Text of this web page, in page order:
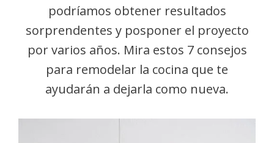
podríamos obtener resultados
sorprendentes y posponer el proyecto
por varios años. Mira estos 7 consejos
para remodelar la cocina que te
ayudarán a dejarla como nueva.